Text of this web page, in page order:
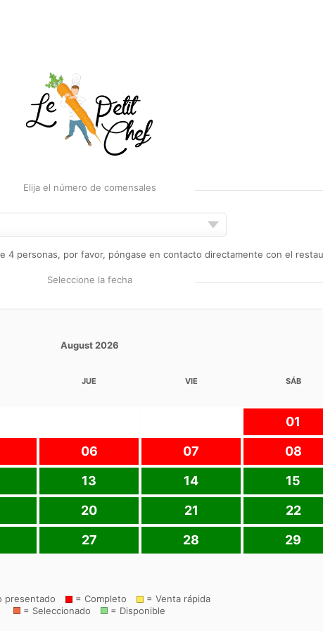
Elija el número de comensales
4 personas, por favor, póngase en contacto directamente con el
Seleccione la fecha
August 2026
JUE VIE SÁB
01
06 07 08
13 14 15
20 21 22
27 28 29
presentado = Completo
= Venta rápida
= Seleccionado
= Disponible